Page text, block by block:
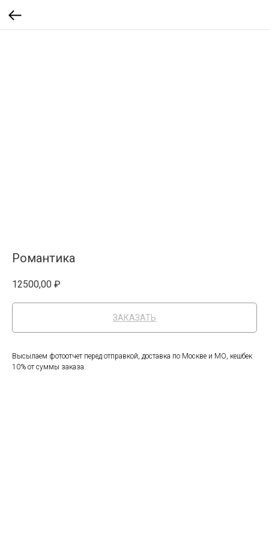
Романтика
12500,00 ₽
ЗАКАЗАТЬ
Высылаем фотоотчет перед отправкой, доставка по Москве и МО, кешбек
10% от суммы заказа.